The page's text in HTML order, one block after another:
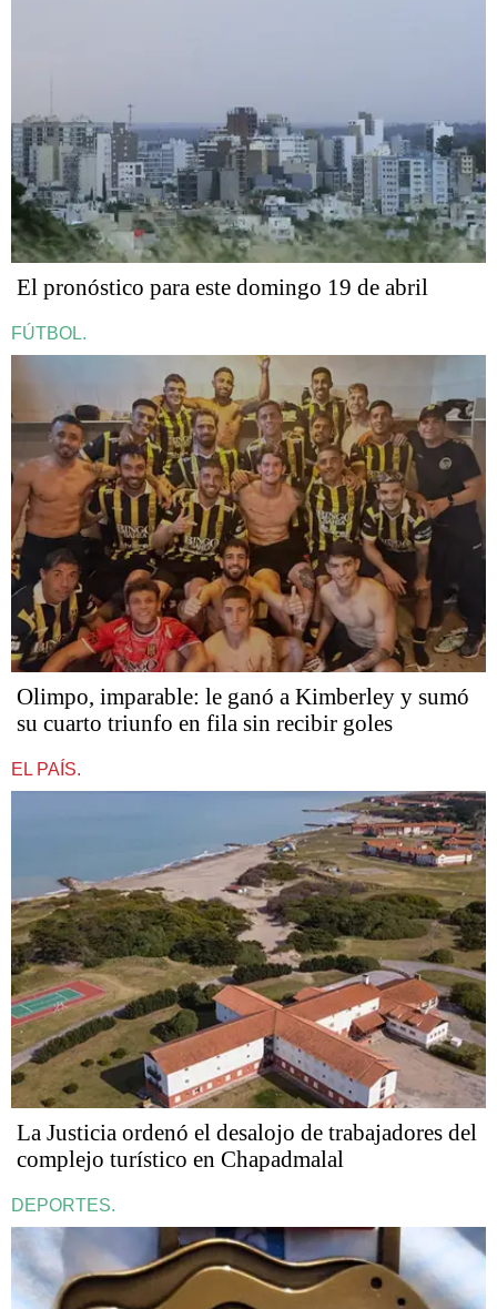
El pronóstico para este domingo 19 de abril
FÚTBOL.
Olimpo, imparable: le ganó a Kimberley y sumó
su cuarto triunfo en fila sin recibir goles
EL PAÍS.
La Justicia ordenó el desalojo de trabajadores del
complejo turístico en Chapadmalal
DEPORTES.